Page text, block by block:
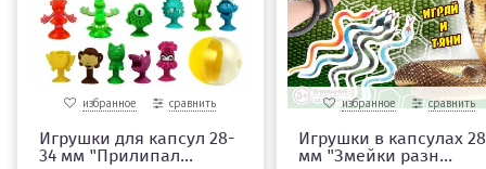
избранное сравнить
Игрушки для капсул 28-
34 мм "Прилипал...
избранное сравнить
Игрушки в капсулах 28
мм "Змейки разн...